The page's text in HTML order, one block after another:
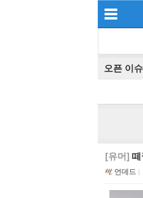
오픈 이
[유머] 떼
언데드